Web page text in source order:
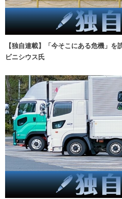
【独自連載】「今そこにある危機」
ビニシウス氏